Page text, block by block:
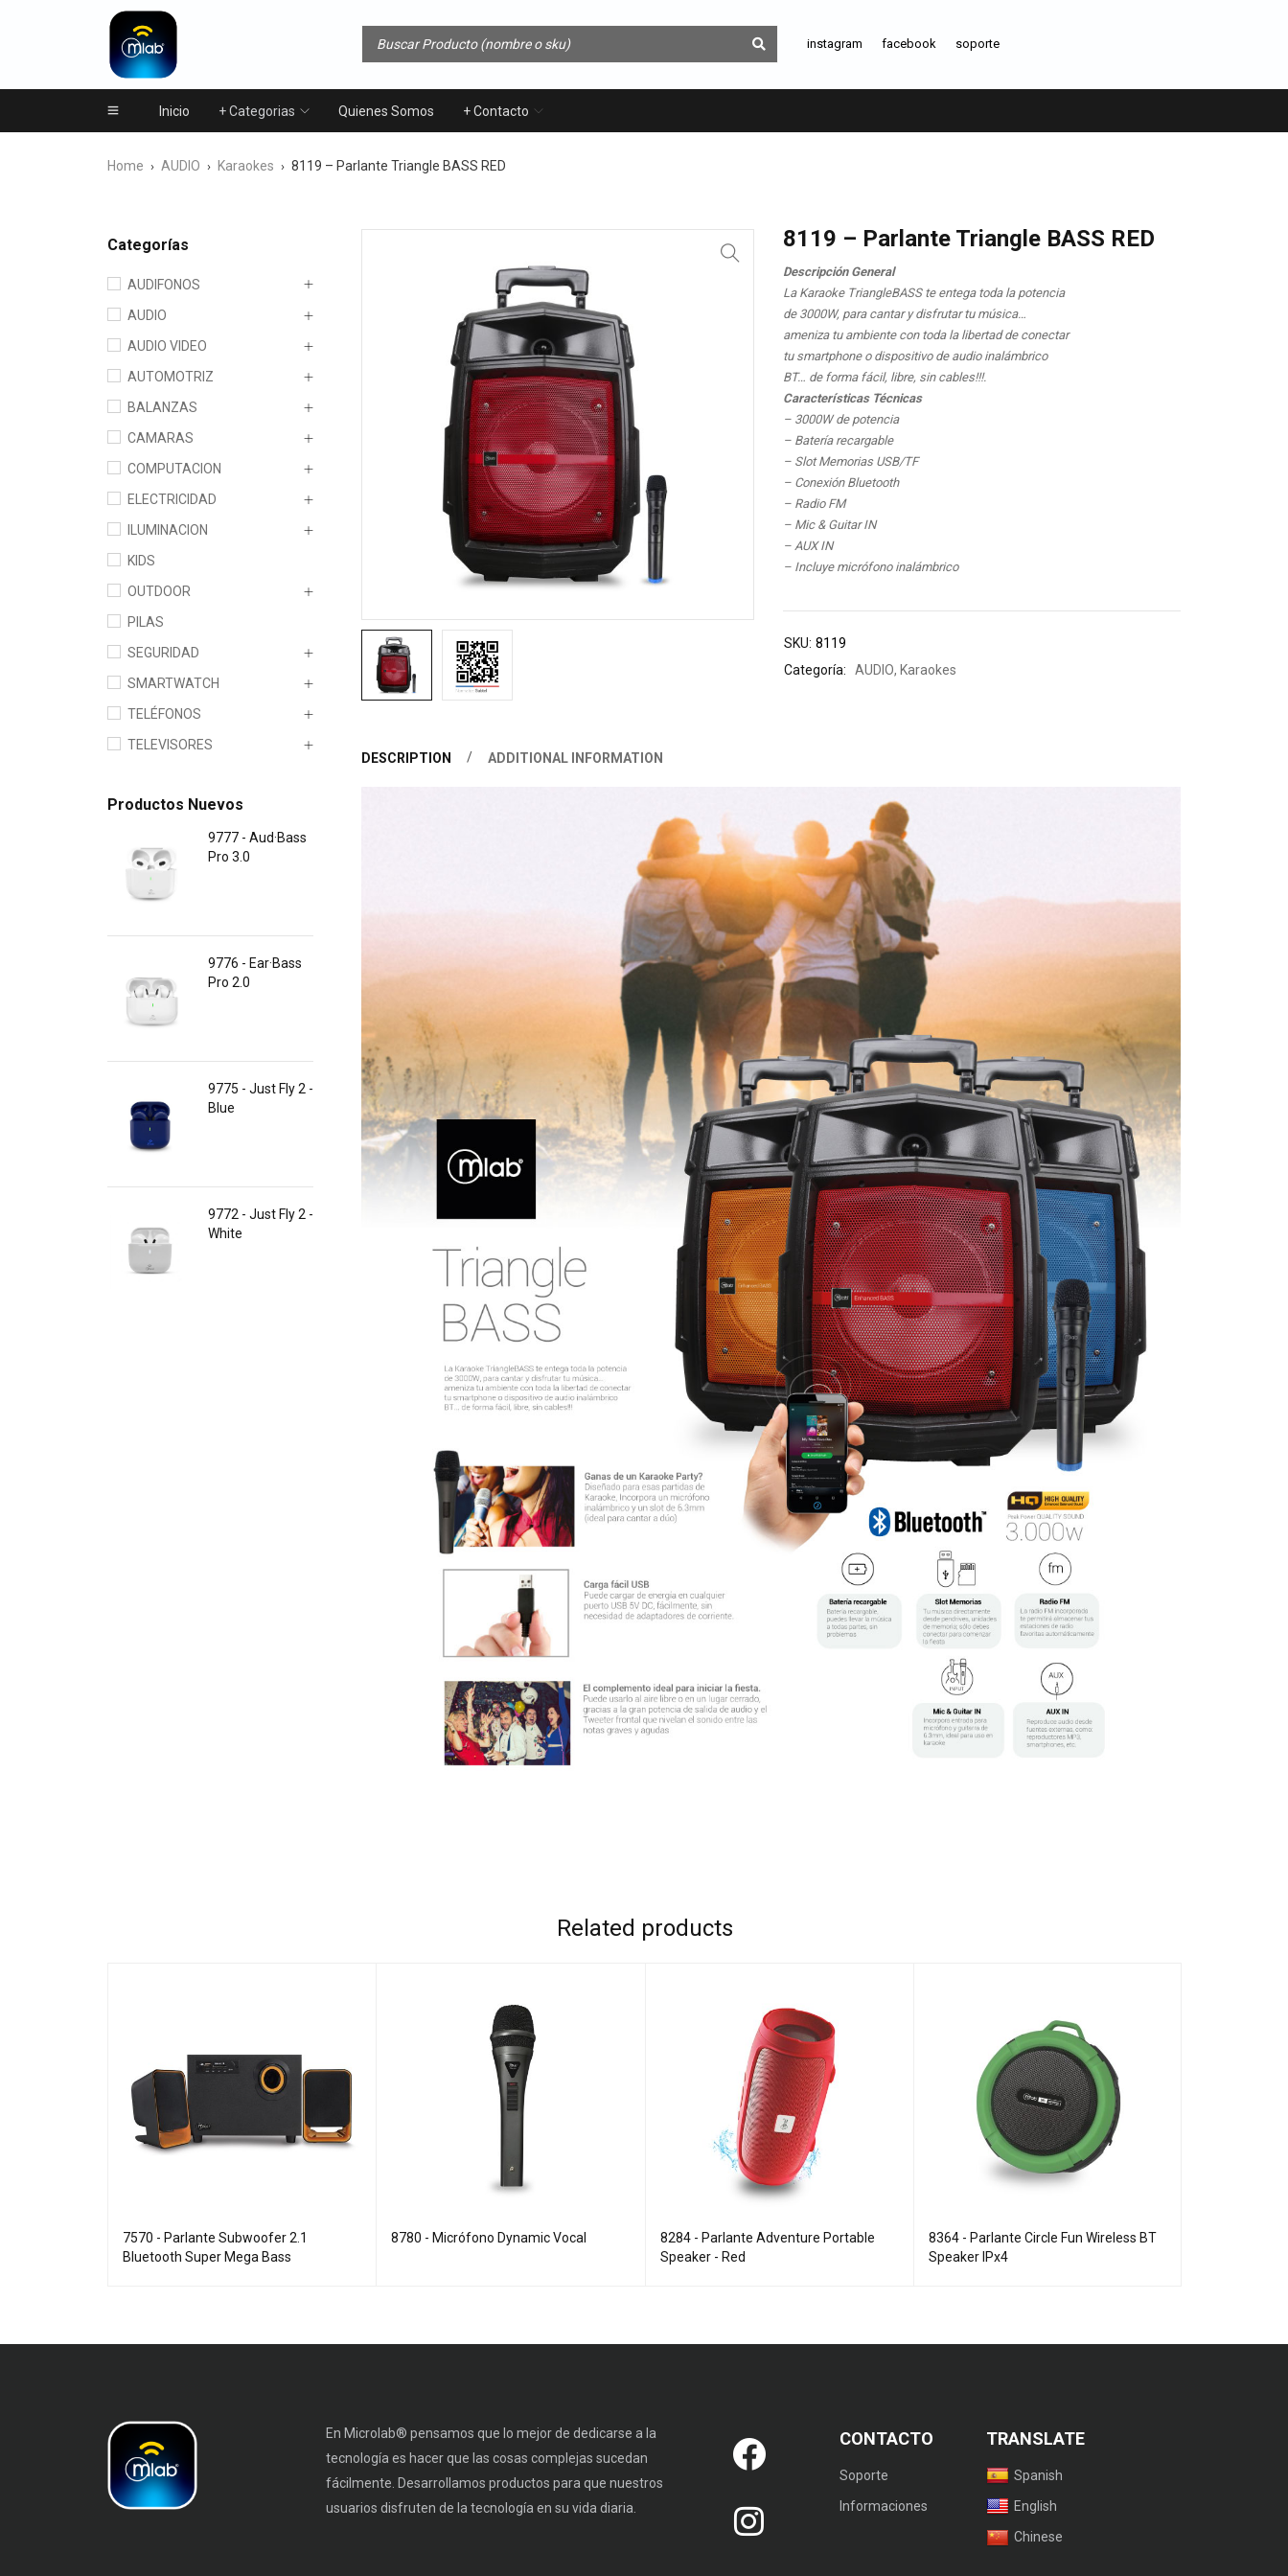
instagram facebook soporte
Inicio + Categorias Quienes Somos + Contacto
Home › AUDIO › Karaokes › 8119 – Parlante Triangle BASS RED
Categorías
AUDIFONOS
AUDIO
AUDIO VIDEO
AUTOMOTRIZ
BALANZAS
CAMARAS
COMPUTACION
ELECTRICIDAD
ILUMINACION
KIDS
OUTDOOR
PILAS
SEGURIDAD
SMARTWATCH
TELÉFONOS
TELEVISORES
Productos Nuevos
9777 - Aud·Bass
Pro 3.0
9776 - Ear·Bass
Pro 2.0
9775 - Just Fly 2 -
Blue
9772 - Just Fly 2 -
White
8119 – Parlante Triangle BASS RED
Descripción General
La Karaoke TriangleBASS te entega toda la potencia
de 3000W, para cantar y disfrutar tu música…
ameniza tu ambiente con toda la libertad de conectar
tu smartphone o dispositivo de audio inalámbrico
BT… de forma fácil, libre, sin cables!!!.
Características Técnicas
– 3000W de potencia
– Batería recargable
– Slot Memorias USB/TF
– Conexión Bluetooth
– Radio FM
– Mic & Guitar IN
– AUX IN
– Incluye micrófono inalámbrico
SKU: 8119
Categoría:
AUDIO, Karaokes
DESCRIPTION ADDITIONAL INFORMATION
Related products
7570 - Parlante Subwoofer 2.1
Bluetooth Super Mega Bass
8780 - Micrófono Dynamic Vocal
8284 - Parlante Adventure Portable
Speaker - Red
8364 - Parlante Circle Fun Wireless BT
Speaker IPx4
En Microlab® pensamos que lo mejor de dedicarse a la
tecnología es hacer que las cosas complejas sucedan
fácilmente. Desarrollamos productos para que nuestros
usuarios disfruten de la tecnología en su vida diaria.
CONTACTO
Soporte
Informaciones
TRANSLATE
Spanish
English
Chinese